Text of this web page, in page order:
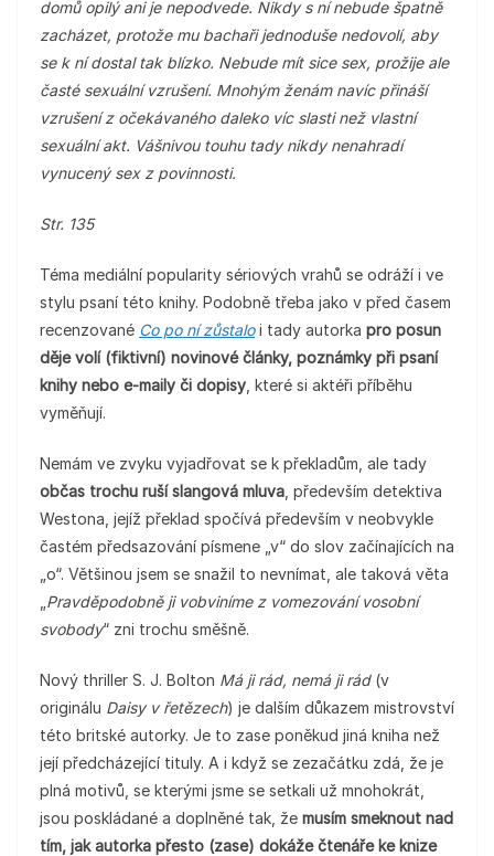
domů opilý ani je nepodvede. Nikdy s ní nebude špatně
zacházet, protože mu bachaři jednoduše nedovolí, aby
se k ní dostal tak blízko. Nebude mít sice sex, prožije ale
časté sexuální vzrušení. Mnohým ženám navíc přináší
vzrušení z očekávaného daleko víc slasti než vlastní
sexuální akt. Vášnivou touhu tady nikdy nenahradí
vynucený sex z povinnosti.
Str. 135
Téma mediální popularity sériových vrahů se odráží i ve
stylu psaní této knihy. Podobně třeba jako v před časem
recenzované Co po ní zůstaloi tady autorka pro posun
děje volí (fiktivní) novinové články, poznámky při psaní
knihy nebo e-maily či dopisy , které si aktéři příběhu
vyměňují.
Nemám ve zvyku vyjadřovat se k překladům, ale tady
občas trochu ruší slangová mluva , především detektiva
Westona, jejíž překlad spočívá především v neobvykle
častém předsazování písmene „v“ do slov začínajících na
„o“. Většinou jsem se snažil to nevnímat, ale taková věta
Pravděpodobně ji vobviníme z vomezování vosobní
svobody“ zni trochu směšně.
Nový thriller S. J. Bolton Má ji rád, nemá ji rád(v
originálu Daisy v řetězech) je dalším důkazem mistrovství
této britské autorky. Je to zase poněkud jiná kniha než
její předcházející tituly. A i když se zezačátku zdá, že je
plná motivů, se kterými jsme se setkali už mnohokrát,
jsou poskládané a doplněné tak, že musím smeknout nad
tím, jak autorka přesto (zase) dokáže čtenáře ke knize